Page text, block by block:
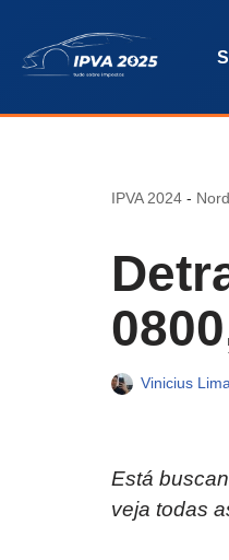
Pular
o
IPVA 2024 -
Vinicius
Está
veja todas